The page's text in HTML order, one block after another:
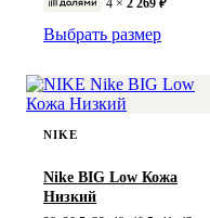
4 × 2 269 ₽
Выбрать размер
NIKE
Nike BIG Low Кожа
Низкий